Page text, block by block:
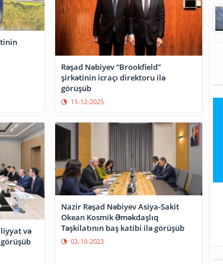
Rəşad Nəbiyev “Brookfield”
şirkətinin icraçı direktoru ilə
görüşüb
11-12-2025
və
Nazir Rəşad Nəbiyev Asiya-Sakit
Okean Kosmik Əməkdaşlıq
Təşkilatının baş katibi ilə görüşüb
02-10-2023